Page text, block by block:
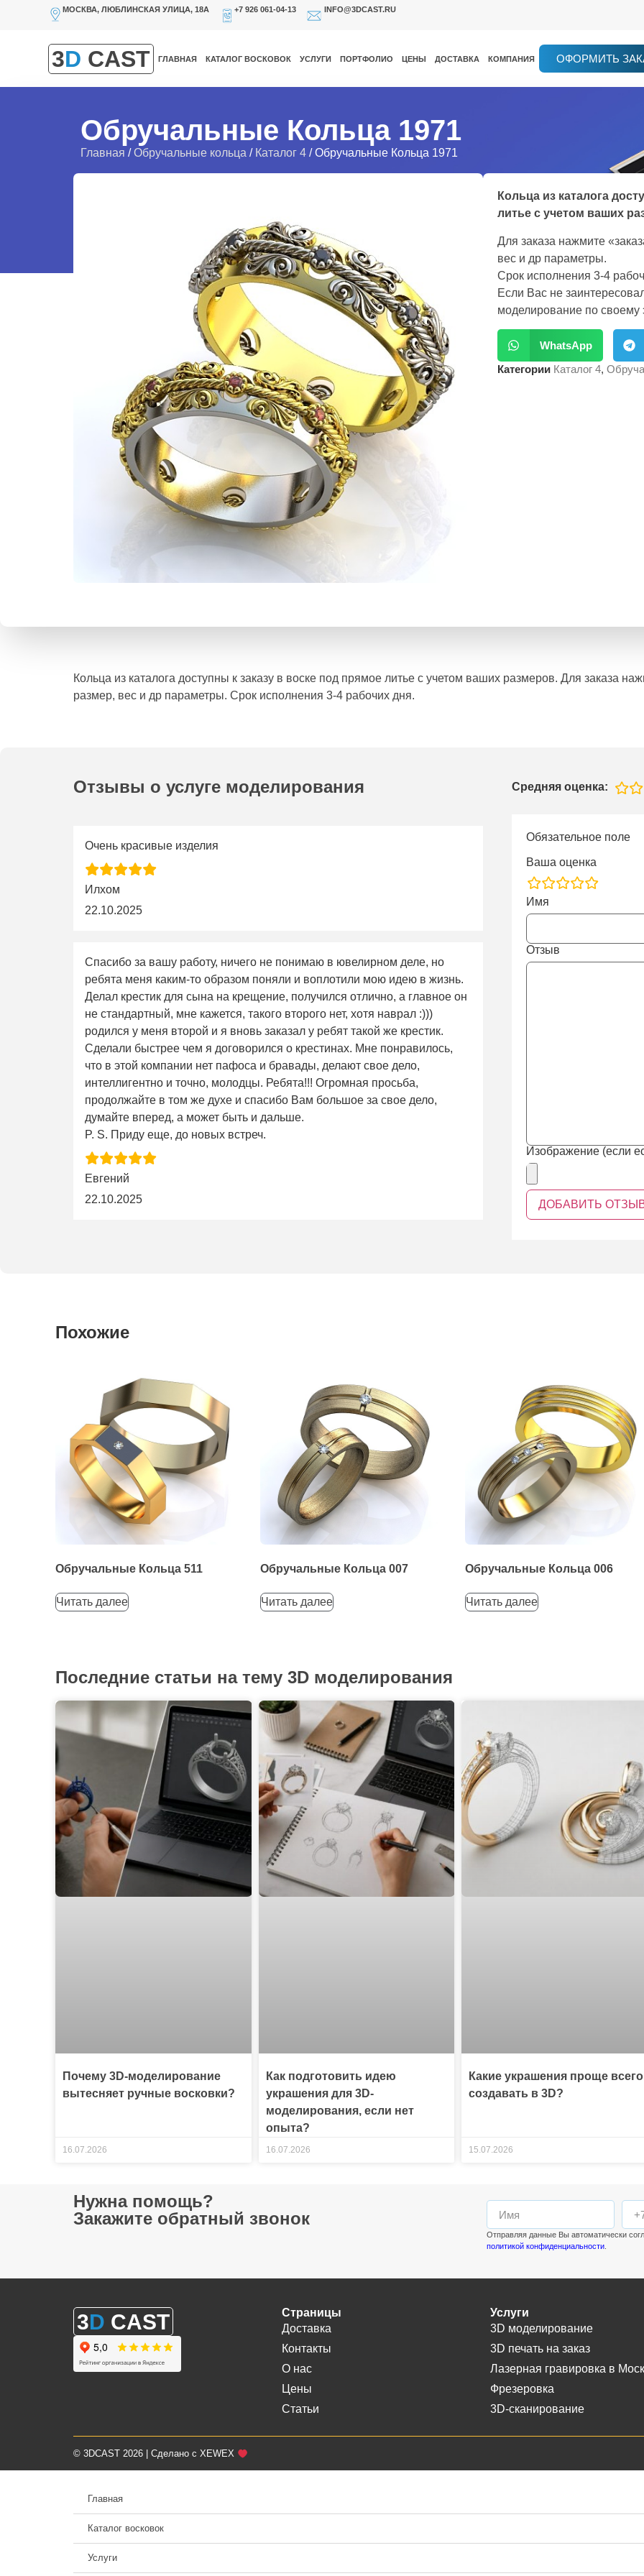
МОСКВА, ЛЮБЛИНСКАЯ УЛИЦА, 18А +7 926 061-04-13 INFO@3DCAST.RU
3D CAST ГЛАВНАЯ КАТАЛОГ ВОСКОВОК УСЛУГИ ПОРТФОЛИО ЦЕНЫ ДОСТАВКА КОМПАНИЯ ОФОРМИТЬ
Обручальные Кольца 1971
Главная /Обручальные кольца / Каталог 4 / Обручальные Кольца 1971
Кольца из каталога
литье с учетом ваших
Для заказа нажмите
вес и др параметры.
Срок исполнения 3-4
Если Вас не
моделирование по своему
WhatsApp
Категории Каталог 4,
Кольца из каталога доступны к заказу в воске под прямое литье с учетом ваших размеров. Для заказа
размер, вес и др параметры. Срок исполнения 3-4 рабочих дня.
Отзывы о услуге моделирования Средняя оценка:
Очень красивые изделия
Илхом
22.10.2025
Спасибо за вашу работу, ничего не понимаю в ювелирном деле, но
ребята меня каким-то образом поняли и воплотили мою идею в жизнь.
Делал крестик для сына на крещение, получился отлично, а главное он
не стандартный, мне кажется, такого второго нет, хотя наврал :)))
родился у меня второй и я вновь заказал у ребят такой же крестик.
Сделали быстрее чем я договорился о крестинах. Мне понравилось,
что в этой компании нет пафоса и бравады, делают свое дело,
интеллигентно и точно, молодцы. Ребята!!! Огромная просьба,
продолжайте в том же духе и спасибо Вам большое за свое дело,
думайте вперед, а может быть и дальше.
P. S. Приду еще, до новых встреч.
Евгений
22.10.2025
Обязательное поле
Ваша оценка
rating
fields
Имя
Отзыв
Изображение (если
Похожие
Обручальные Кольца 511
Читать далее
Обручальные Кольца 007
Читать далее
Обручальные Кольца 006
Читать далее
Последние статьи на тему 3D моделирования
Почему 3D-моделирование
вытесняет ручные восковки?
16.07.2026
Как подготовить идею
украшения для 3D-
моделирования, если нет
опыта?
16.07.2026
Какие украшения проще всего
создавать в 3D?
15.07.2026
Нужна помощь?
Закажите обратный звонок
Отправляя данные Вы автоматически
политикой конфиденциальности.
3D CAST
Страницы
Доставка
Контакты
О нас
Цены
Статьи
Услуги
3D моделирование
3D печать на заказ
Лазерная гравировка в
Фрезеровка
3D-сканирование
© 3DCAST 2026 | Сделано с XEWEX
Главная
Каталог восковок
Услуги